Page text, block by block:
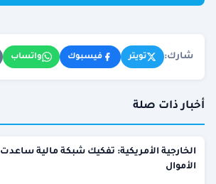
شارك: تويتر فيسبوك واتساب
أخبار ذات صلة
الخارجية الأمريكية: تفكيك شبكة مالية
الأموال